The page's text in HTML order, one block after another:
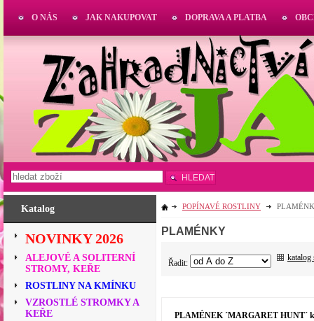
Katalog
NOVINKY 2026
ALEJOVÉ A SOLITERNÍ
STROMY, KEŘE
ROSTLINY NA KMÍNKU
VZROSTLÉ STROMKY A
KEŘE
POPÍNAVÉ ROSTLINY
PLAMÉNKY
Řadit:
katalog
PLAMÉNEK ´MARGARET HUNT´
O NÁS JAK NAKUPOVAT DOPRAVA A PLATBA
HLEDAT